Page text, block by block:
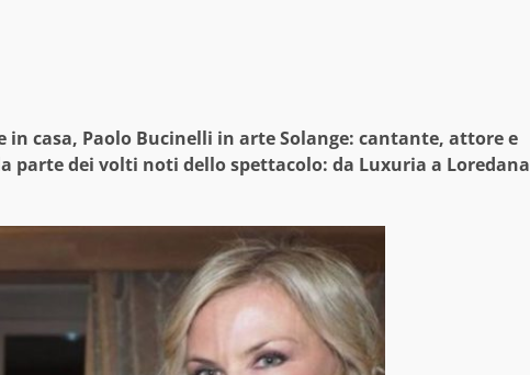
in casa, Paolo Bucinelli in arte Solange: cantante, attore e
parte dei volti noti dello spettacolo: da Luxuria a Loredana